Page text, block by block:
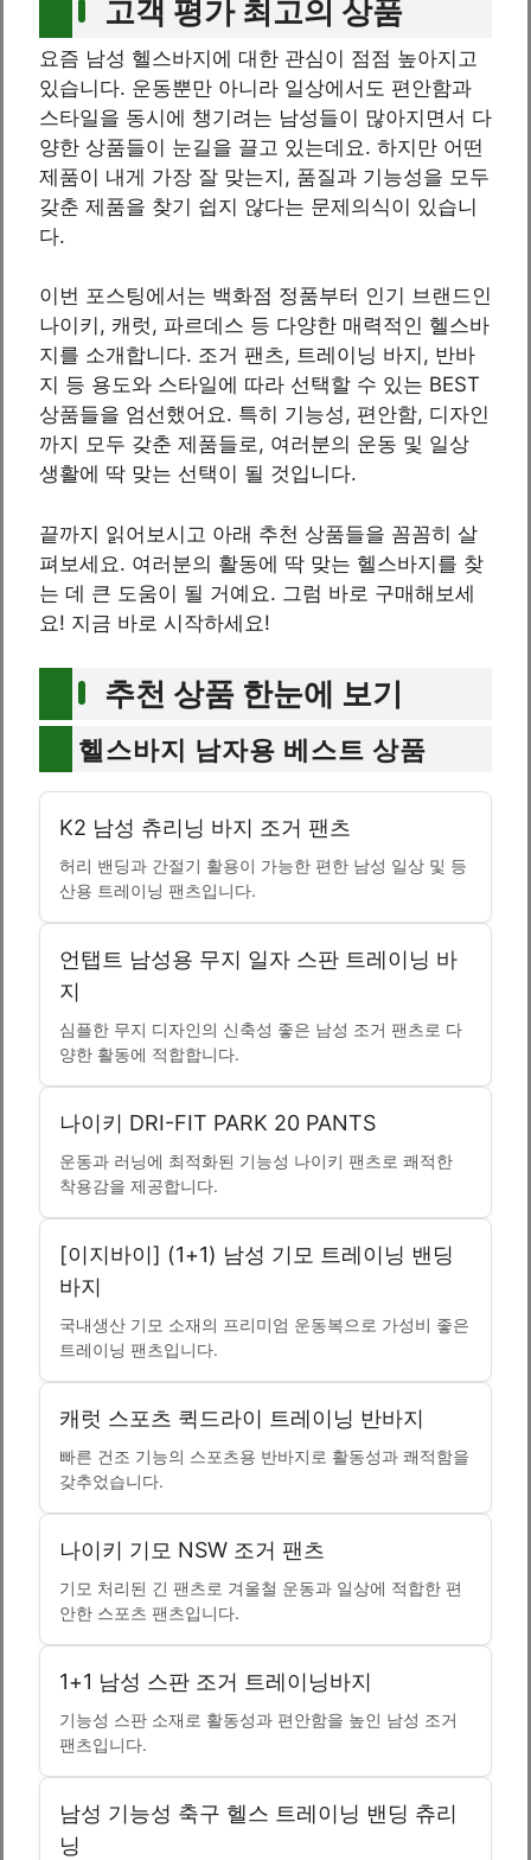
고객 평가 최고의 상품
요즘 남성 헬스바지에 대한 관심이 점점 높아지고
있습니다. 운동뿐만 아니라 일상에서도 편안함과
스타일을 동시에 챙기려는 남성들이 많아지면서 다
양한 상품들이 눈길을 끌고 있는데요. 하지만 어떤
제품이 내게 가장 잘 맞는지, 품질과 기능성을 모두
갖춘 제품을 찾기 쉽지 않다는 문제의식이 있습니
다.
이번 포스팅에서는 백화점 정품부터 인기 브랜드인
나이키, 캐럿, 파르데스 등 다양한 매력적인 헬스바
지를 소개합니다. 조거 팬츠, 트레이닝 바지, 반바
지 등 용도와 스타일에 따라 선택할 수 있는 BEST
상품들을 엄선했어요. 특히 기능성, 편안함, 디자인
까지 모두 갖춘 제품들로, 여러분의 운동 및 일상
생활에 딱 맞는 선택이 될 것입니다.
끝까지 읽어보시고 아래 추천 상품들을 꼼꼼히 살
펴보세요. 여러분의 활동에 딱 맞는 헬스바지를 찾
는 데 큰 도움이 될 거예요. 그럼 바로 구매해보세
요! 지금 바로 시작하세요!
추천 상품 한눈에 보기
헬스바지 남자용 베스트 상품
K2 남성 츄리닝 바지 조거 팬츠
허리 밴딩과 간절기 활용이 가능한 편한 남성 일상 및 등
산용 트레이닝 팬츠입니다.
언탭트 남성용 무지 일자 스판 트레이닝 바
지
심플한 무지 디자인의 신축성 좋은 남성 조거 팬츠로 다
양한 활동에 적합합니다.
나이키 DRI-FIT PARK 20 PANTS
운동과 러닝에 최적화된 기능성 나이키 팬츠로 쾌적한
착용감을 제공합니다.
[이지바이] (1+1) 남성 기모 트레이닝 밴딩
바지
국내생산 기모 소재의 프리미엄 운동복으로 가성비 좋은
트레이닝 팬츠입니다.
캐럿 스포츠 퀵드라이 트레이닝 반바지
빠른 건조 기능의 스포츠용 반바지로 활동성과 쾌적함을
갖추었습니다.
나이키 기모 NSW 조거 팬츠
기모 처리된 긴 팬츠로 겨울철 운동과 일상에 적합한 편
안한 스포츠 팬츠입니다.
1+1 남성 스판 조거 트레이닝바지
기능성 스판 소재로 활동성과 편안함을 높인 남성 조거
팬츠입니다.
남성 기능성 축구 헬스 트레이닝 밴딩 츄리
닝